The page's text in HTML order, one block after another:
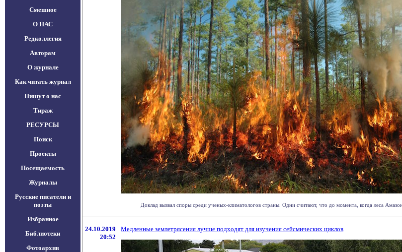
Смешное
О НАС
Редколлегия
Авторам
О журнале
Как читать журнал
Пишут о нас
Тираж
РЕСУРСЫ
Поиск
Проекты
Посещаемость
Журналы
Русские писатели и
поэты
Избранное
Библиотеки
Фотоархив
Доклад вызвал споры среди ученых-климатологов страны. Одни считают, что до момента, когда леса
24.10.2019
20:52
Медленные землетрясения лучше подходят для изучения сейсмических циклов